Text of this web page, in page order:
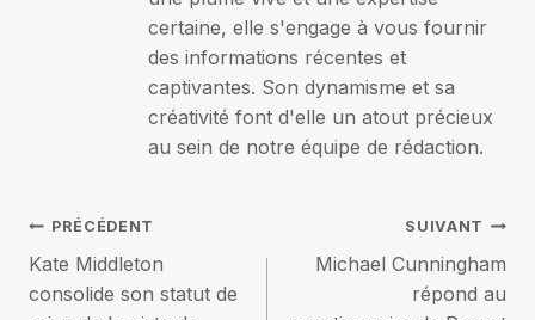
certaine, elle s'engage à vous fournir
des informations récentes et
captivantes. Son dynamisme et sa
créativité font d'elle un atout précieux
au sein de notre équipe de rédaction.
Navigation
de
PRÉCÉDENT
Kate Middleton
consolide son statut de
SUIVANT
Michael Cunningham
répond au